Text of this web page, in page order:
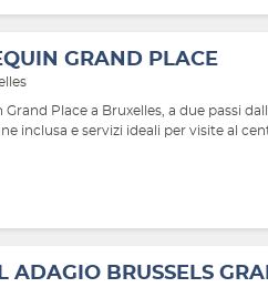
GRAND PLACE
Place a Bruxelles, a due passi
inclusa e servizi ideali per visite al
ADAGIO BRUSSELS